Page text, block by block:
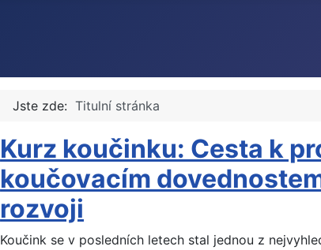
Jste zde: Titulní stránka
Kurz koučinku: Cesta k
koučovacím
rozvoji
Koučink se v posledních letech stal jednou z